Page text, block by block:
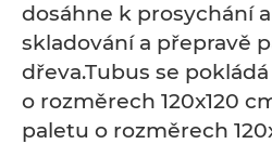
dosáhne k prosychání
skladování a přepravě
dřeva.Tubus se
o rozměrech 120x120
paletu o rozměrech